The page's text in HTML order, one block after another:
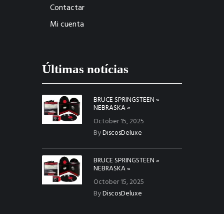
Contactar
Mi cuenta
Últimas notícias
BRUCE SPRINGSTEEN »
NEBRASKA «
October 15, 2025
ByDiscosDeluxe
BRUCE SPRINGSTEEN »
NEBRASKA «
October 15, 2025
ByDiscosDeluxe